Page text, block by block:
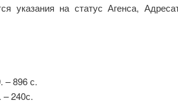
указания на статус Агенса,
– 896 с.
240с.